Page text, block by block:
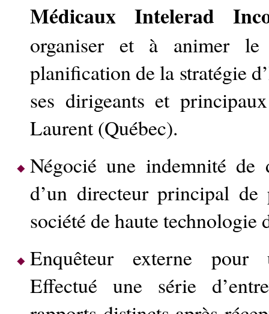
Médicaux Intelerad
organiser et à animer le
planification de la stratégie
ses dirigeants et
Laurent (Québec).
Négocié une indemnité
d’un directeur principal de
société de haute
Enquêteur externe pour
Effectué une série